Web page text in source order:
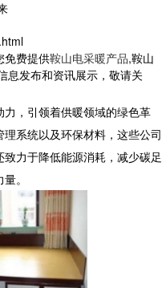
免费提供鞍山电采暖产品,鞍山
息发布和资讯展示，敬请关
力，引领着供暖领域的绿色革
系统以及环保材料，这些公司
力于降低能源消耗，减少碳足
。